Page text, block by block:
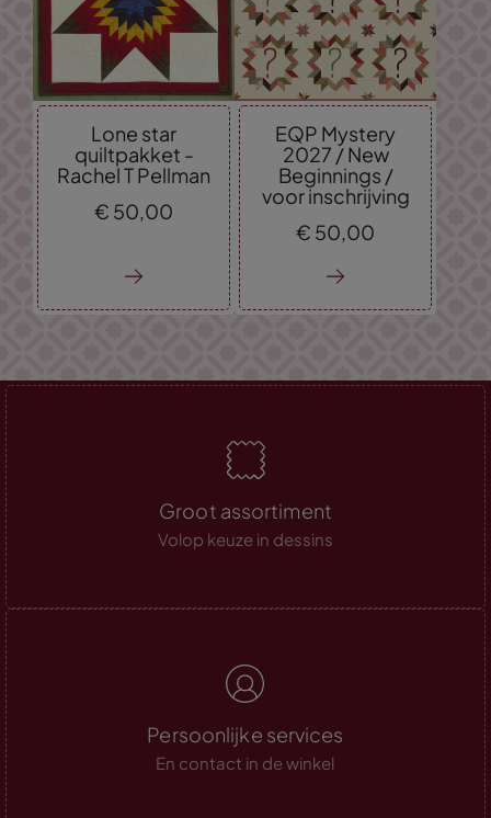
Lone star
quiltpakket -
Rachel T Pellman
€ 50,00
EQP Mystery
2027 / New
Beginnings /
voor inschrijving
€ 50,00
Groot assortiment
Volop keuze in dessins
Persoonlijke services
En contact in de winkel